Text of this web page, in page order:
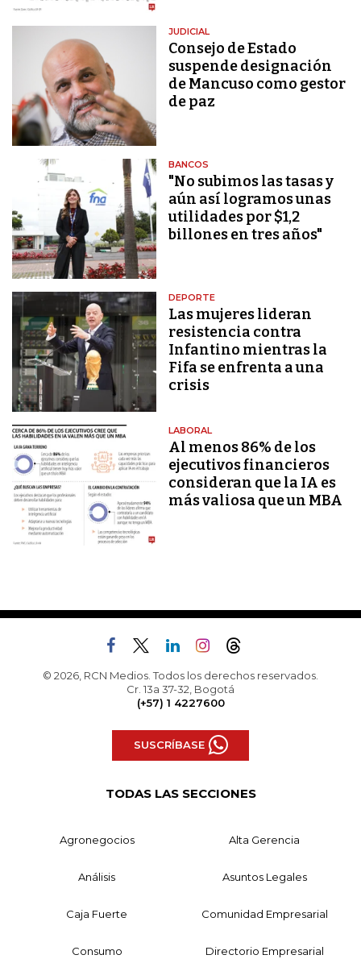
JUDICIAL
Consejo de Estado
suspende designación
de Mancuso como gestor
de paz
BANCOS
"No subimos las tasas y
aún así logramos unas
utilidades por $1,2
billones en tres años"
DEPORTE
Las mujeres lideran
resistencia contra
Infantino mientras la
Fifa se enfrenta a una
crisis
LABORAL
Al menos 86% de los
ejecutivos financieros
consideran que la IA es
más valiosa que un MBA
© 2026, RCN Medios. Todos los derechos reservados.
Cr. 13a 37-32, Bogotá
(+57) 1 4227600
SUSCRÍBASE
TODAS LAS SECCIONES
Agronegocios Alta Gerencia
Análisis Asuntos Legales
Caja Fuerte Comunidad Empresarial
Consumo Directorio Empresarial